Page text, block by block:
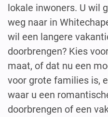
lokale inwoners. U wil
weg naar in
wil een langere
doorbrengen? Kies
maat, of dat nu een
voor grote families is,
waar u een
doorbrengen of een